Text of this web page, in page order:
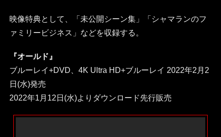
映像特典として、「未公開シーン集」「シャマランのフ
ァミリービジネス」などを収録する。
『オールド』
ブルーレイ+DVD、4K Ultra HD+ブルーレイ 2022年2月2
日(水)発売
2022年1月12日(水)よりダウンロード先行販売